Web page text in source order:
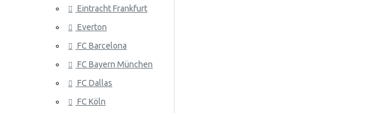
Saudi-Arabia
Senegal
Serbia
Slovakia
Eintracht Frankfurt
Everton
FC Barcelona
FC Bayern München
FC Dallas
FC Köln